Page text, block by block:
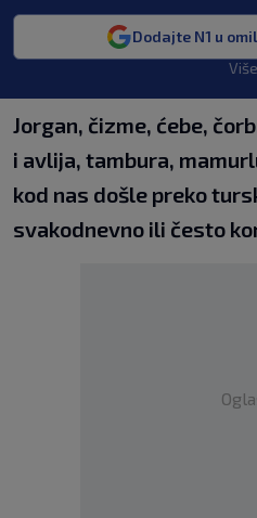
Dodajte N1 u
Više
Jorgan, čizme, ćebe,
i avlija, tambura,
kod nas došle preko
svakodnevno ili često